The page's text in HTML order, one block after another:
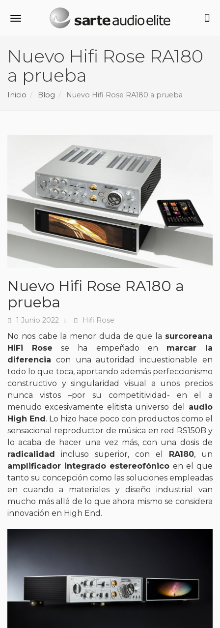
Alternar navegación
Nuevo Hifi Rose RA180
a prueba
Inicio Blog Nuevo Hifi Rose RA180 a prueba
Nuevo Hifi Rose RA180 a
prueba
Fecha
1 Junio 2022 Tags
Hifi Rose
No nos cabe la menor duda de que la surcoreana
HiFi Rose se ha empeñado en marcar la
diferencia con una autoridad incuestionable en
todo lo que toca, aportando además perfeccionismo
constructivo y singularidad visual a unos precios
nunca vistos –por su competitividad- en el a
menudo excesivamente elitista universo del
audio
High End. Lo hizo hace poco con productos como el
sensacional reproductor de música en red RS150B y
lo acaba de hacer una vez más, con una dosis de
radicalidad incluso superior, con el RA180, un
amplificador integrado estereofónico en el que
tanto su concepción como las soluciones empleadas
en cuando a materiales y diseño industrial van
mucho más allá de lo que ahora mismo se considera
innovación en High End.